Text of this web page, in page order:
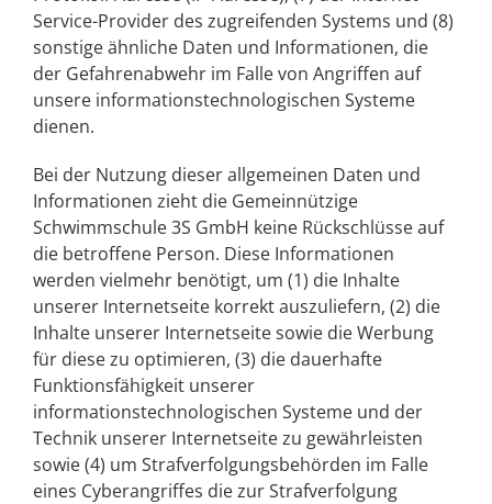
Service-Provider des zugreifenden Systems und (8)
sonstige ähnliche Daten und Informationen, die
der Gefahrenabwehr im Falle von Angriffen auf
unsere informationstechnologischen Systeme
dienen.
Bei der Nutzung dieser allgemeinen Daten und
Informationen zieht die Gemeinnützige
Schwimmschule 3S GmbH keine Rückschlüsse auf
die betroffene Person. Diese Informationen
werden vielmehr benötigt, um (1) die Inhalte
unserer Internetseite korrekt auszuliefern, (2) die
Inhalte unserer Internetseite sowie die Werbung
für diese zu optimieren, (3) die dauerhafte
Funktionsfähigkeit unserer
informationstechnologischen Systeme und der
Technik unserer Internetseite zu gewährleisten
sowie (4) um Strafverfolgungsbehörden im Falle
eines Cyberangriffes die zur Strafverfolgung